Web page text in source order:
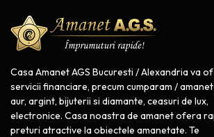
Casa Amanet AGS Bucuresti / Alexandria va
servicii financiare, precum cumparam /
aur, argint, bijuterii si diamante, ceasuri de lux,
electronice. Casa noastra de amanet ofera
preturi atractive la obiectele amanetate. Te